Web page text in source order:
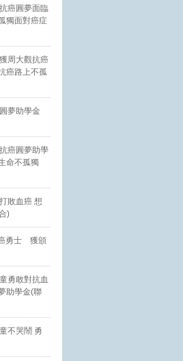
癌圓夢面臨
獨面對癌症
周大觀抗癌
癌路上不孤
夢助學金
癌圓夢助學
命不孤獨
敗血癌 想
)
勇士 獲頒
勇敢對抗血
助學金(聯
不哭鬧 勇